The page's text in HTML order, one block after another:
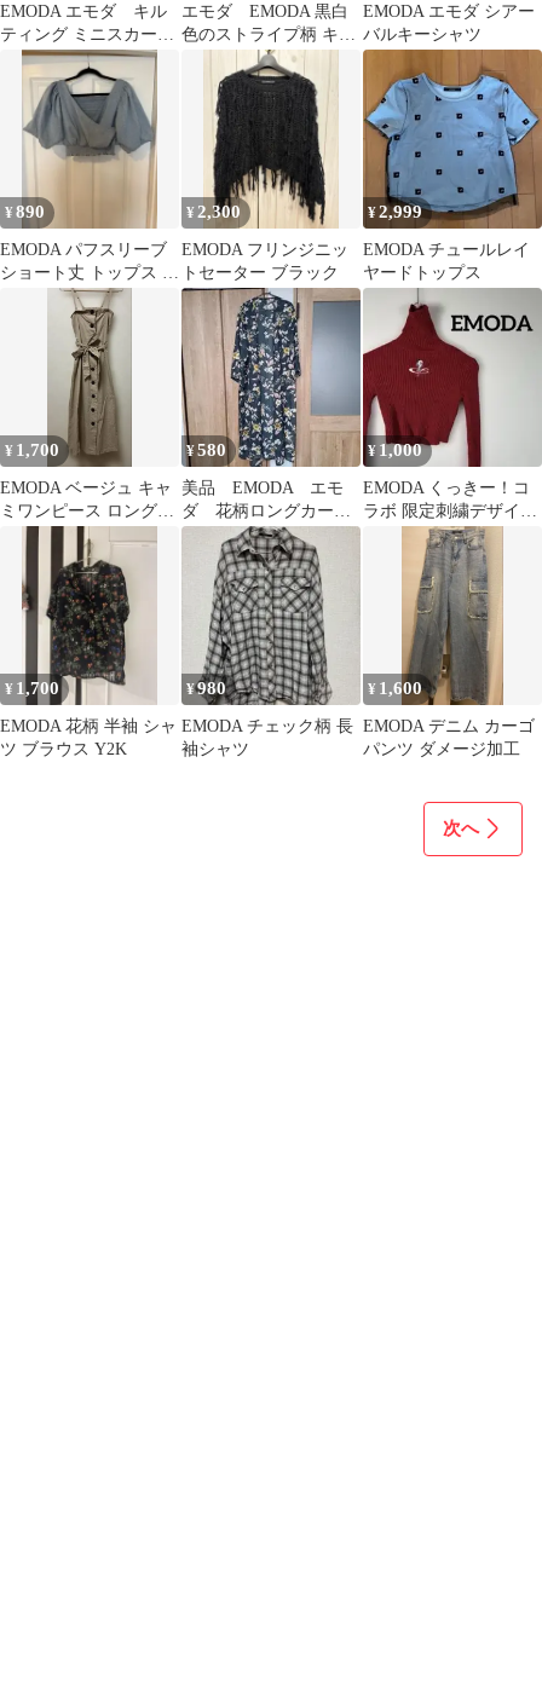
EMODA エモダ キル
ティング ミニスカー
ト カーキ
エモダ EMODA 黒白
色のストライプ柄 キャ
ミソールサロペット S
サイズ
EMODA エモダ シアー
バルキーシャツ
¥890
EMODA パフスリーブ
ショート丈 トップス ブ
¥ 2,300
EMODA フリンジニッ
トセーター ブラック
¥2,999
EMODA チュールレイ
ヤードトップス
¥ 1,700
EMODA ベージュ キャ
ミワンピース ロング丈
フロントボタン
¥580
美品 EMODA エモ
ダ 花柄ロングカーデ
ィガン ガウン ブラ
ック フリー
¥ 1,000
EMODA くっきー！コ
ラボ 限定刺繍デザイン
ニット タートルネック
¥ 1,700
EMODA 花柄 半袖 シャ
ツ ブラウス Y2K
¥980
EMODA チェック柄 長
袖シャツ
¥ 1,600
EMODA デニム カーゴ
パンツ ダメージ加工
次へ